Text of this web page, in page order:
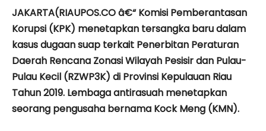
JAKARTA(RIAUPOS.CO â€“ Komisi Pemberantasan
Korupsi (KPK) menetapkan tersangka baru dalam
kasus dugaan suap terkait Penerbitan Peraturan
Daerah Rencana Zonasi Wilayah Pesisir dan Pulau-
Pulau Kecil (RZWP3K) di Provinsi Kepulauan Riau
Tahun 2019. Lembaga antirasuah menetapkan
seorang pengusaha bernama Kock Meng (KMN).